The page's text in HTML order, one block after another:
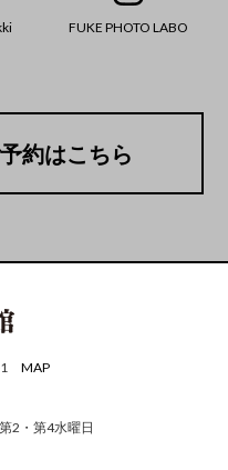
FUKE PHOTO LABO
約はこちら
1 MAP
2・第4水曜日